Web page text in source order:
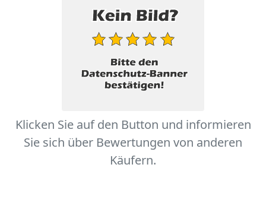
Klicken Sie auf den Button und informieren
Sie sich über Bewertungen von anderen
Käufern.